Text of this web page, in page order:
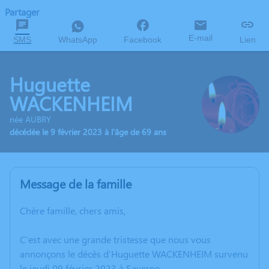
Partager
SMS WhatsApp Facebook E-mail Lien
Huguette
WACKENHEIM
née AUBRY
décédée le 9 février 2023 à l'âge de 69 ans
Message de la famille
Chère famille, chers amis,
C’est avec une grande tristesse que nous vous
annonçons le décès d’Huguette WACKENHEIM survenu